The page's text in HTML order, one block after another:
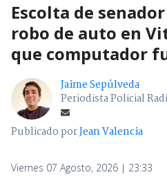
Escolta de
robo de auto en
que computador
Jaime Sepúlveda
Periodista Policial
Publicado porJean Valencia
Viernes 07 Agosto, 2026 | 23:33